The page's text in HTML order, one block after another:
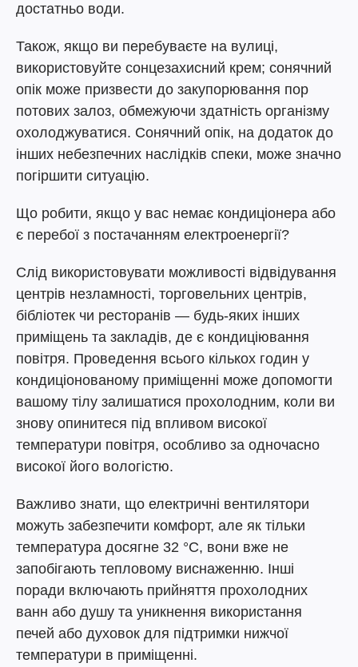
достатньо води.
Також, якщо ви перебуваєте на вулиці,
використовуйте сонцезахисний крем; сонячний
опік може призвести до закупорювання пор
потових залоз, обмежуючи здатність організму
охолоджуватися. Сонячний опік, на додаток до
інших небезпечних наслідків спеки, може значно
погіршити ситуацію.
Що робити, якщо у вас немає кондиціонера або
є перебої з постачанням електроенергії?
Слід використовувати можливості відвідування
центрів незламності, торговельних центрів,
бібліотек чи ресторанів — будь-яких інших
приміщень та закладів, де є кондиціювання
повітря. Проведення всього кількох годин у
кондиціонованому приміщенні може допомогти
вашому тілу залишатися прохолодним, коли ви
знову опинитеся під впливом високої
температури повітря, особливо за одночасно
високої його вологістю.
Важливо знати, що електричні вентилятори
можуть забезпечити комфорт, але як тільки
температура досягне 32 °C, вони вже не
запобігають тепловому виснаженню. Інші
поради включають прийняття прохолодних
ванн або душу та уникнення використання
печей або духовок для підтримки нижчої
температури в приміщенні.